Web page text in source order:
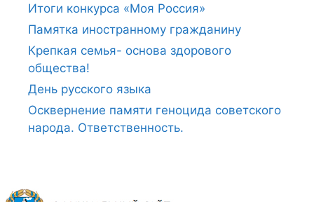
Итоги конкурса «Моя Россия»
Памятка иностранному гражданину
Крепкая семья- основа здорового
общества!
День русского языка
Осквернение памяти геноцида советского
народа. Ответственность.